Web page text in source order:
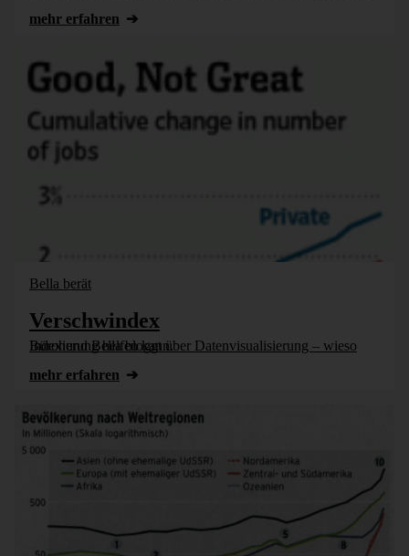
mehr erfahren
Bella berät
Verschwindex
Bürohund Bella bloggt über Datenvisualisierung – wieso Indexierung helfen kann.
mehr erfahren